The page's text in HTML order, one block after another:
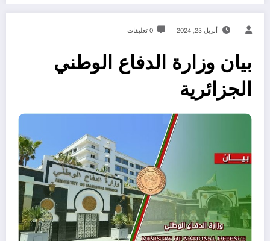
أبريل 23, 2024 0 تعليقات
بيان وزارة الدفاع الوطني
الجزائرية